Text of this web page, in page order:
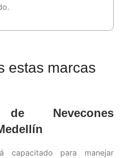
estas marcas
de Nevecones
capacitado para manejar